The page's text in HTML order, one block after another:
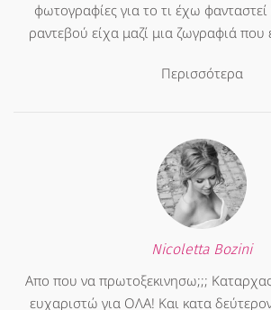
φωτογραφίες για το τι έχω
ραντεβού είχα μαζί μια ζωγραφιά που
Περισσότερα
Nicoletta Bozini
Απο που να πρωτοξεκινησω;;;
ευχαριστώ για ΟΛΑ! Και κατα